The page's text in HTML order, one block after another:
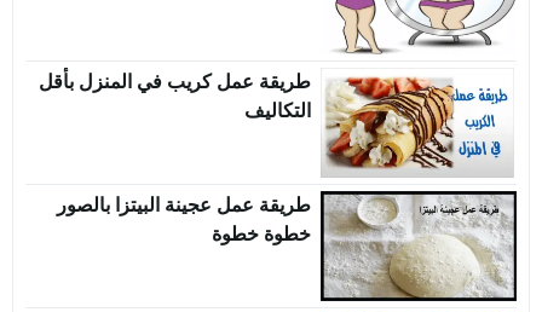
طريقة عمل كريب في المنزل بأقل
التكاليف
طريقة عمل عجينة البيتزا بالصور
خطوة خطوة